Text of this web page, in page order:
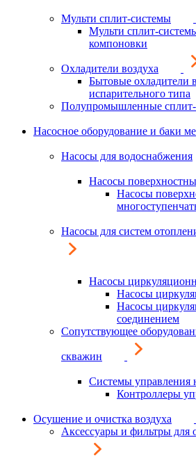
Мульти сплит-системы
Мульти сплит-
компоновки
Охладители воздуха
Бытовые охладители
испарительного типа
Полупромышленные
Насосное оборудование и баки
Насосы для водоснабжения
Насосы
Насосы
Насосы для систем
Насосы
Насосы
Насосы
соединением
Сопутствующее
скважин
Системы управления
Контроллеры
Осушение и очистка воздуха
Аксессуары и фильтры для